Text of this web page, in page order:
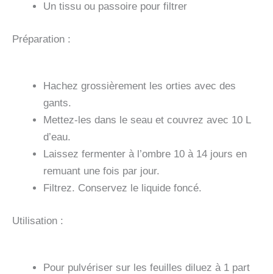
Un tissu ou passoire pour filtrer
Préparation :
Hachez grossièrement les orties avec des
gants.
Mettez-les dans le seau et couvrez avec 10 L
d’eau.
Laissez fermenter à l’ombre 10 à 14 jours en
remuant une fois par jour.
Filtrez. Conservez le liquide foncé.
Utilisation :
Pour pulvériser sur les feuilles diluez à 1 part